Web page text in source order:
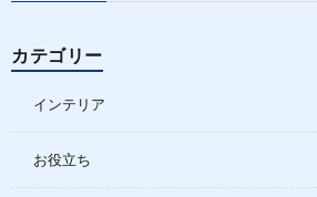
カテゴリー
インテリア
お役立ち